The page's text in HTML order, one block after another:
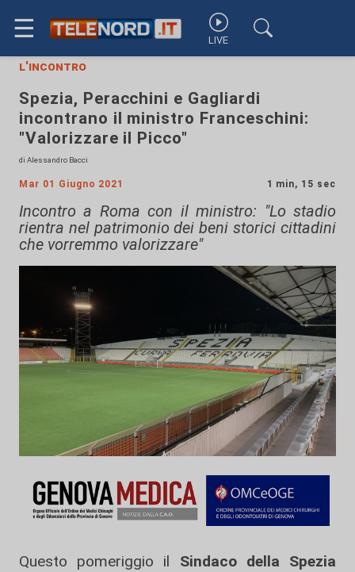
☰ LIVE
l'incontro
Spezia, Peracchini e Gagliardi
incontrano il ministro Franceschini:
"Valorizzare il Picco"
di Alessandro Bacci
Mar 01 Giugno 2021 1 min, 15 sec
Incontro a Roma con il ministro: "Lo stadio
rientra nel patrimonio dei beni storici cittadini
che vorremmo valorizzare"
Questo pomeriggio il Sindaco della Spezia